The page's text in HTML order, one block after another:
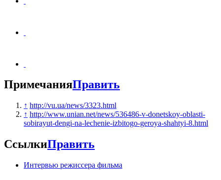
ПримечанияПравить
↑ http://vu.ua/news/3323.html
↑ http://www.unian.net/news/536486-v-donetskoy-oblasti-
sobirayut-dengi-na-lechenie-izbitogo-geroya-shahtyi-8.html
СсылкиПравить
Интервью режиссера фильма